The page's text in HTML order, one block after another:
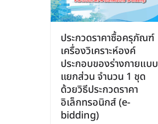
ประกวดราคาซื้อครุภัณฑ์
เครื่องวิเคราะห์องค์
ประกอบของร่างกายแบบ
แยกส่วน จำนวน 1 ชุด
ด้วยวิธีประกวดราคา
อิเล็กทรอนิกส์ (e-
bidding)